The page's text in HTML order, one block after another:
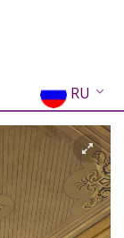
RU
EN
EL
FR